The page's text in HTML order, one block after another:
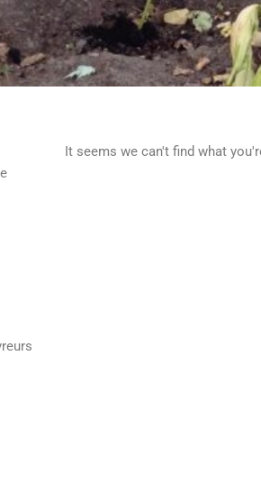
travaillent
It seems we can't find what